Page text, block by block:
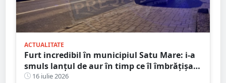
ACTUALITATE
Furt incredibil în municipiul Satu Mare: i-a
smuls lanțul de aur în timp ce îl îmbrățișa și
săruta
16 iulie 2026